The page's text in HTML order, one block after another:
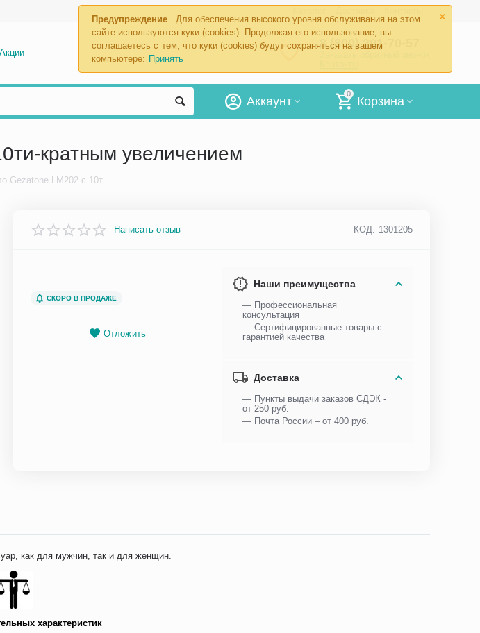
×
Предупреждение
Для обеспечения высокого уровня обслуживания на этом
сайте используются куки (cookies). Продолжая его использование, вы
соглашаетесь с тем, что куки (cookies) будут сохраняться на вашем
компьютере: Принять
Акции
8 (800) 201-70-57
0
Корзина
Аккаунт
кратным увеличением
Косметическое зеркало Gezatone LM202 с 10ти-кратным увеличением
Написать отзыв КОД: 1301205
СКОРО В ПРОДАЖЕ
Отложить
Наши преимущества
— Профессиональная
консультация
— Сертифицированные товары с
гарантией качества
Доставка
— Пункты выдачи заказов СДЭК -
от 250 руб.
— Почта России – от 400 руб.
как для мужчин, так и для женщин.
характеристик